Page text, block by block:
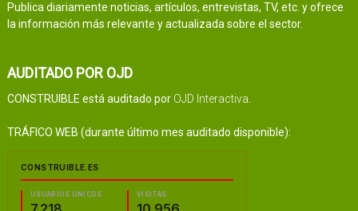
Publica diariamente noticias, artículos, entrevistas, TV, etc. y ofrece
la información más relevante y actualizada sobre el sector.
AUDITADO POR OJD
CONSTRUIBLE está auditado por OJD Interactiva.
TRÁFICO WEB (durante último mes auditado disponible):